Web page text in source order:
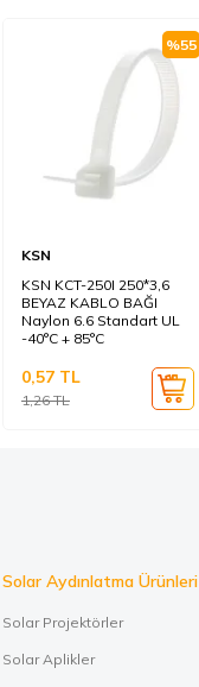
%55
KSN
KSN KCT-250I 250*3,6
BEYAZ KABLO BAĞI
Naylon 6.6 Standart UL
-40°C + 85°C
1,26TL
0,57 TL
Solar Aydınlatma Ürünleri
Solar Projektörler
Solar Aplikler